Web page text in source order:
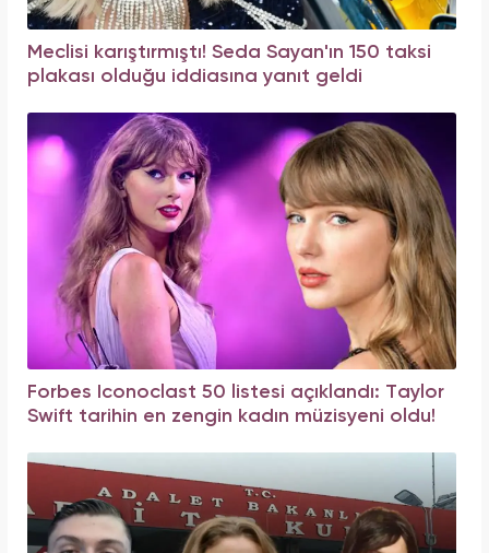
Meclisi karıştırmıştı! Seda Sayan'ın 150 taksi
plakası olduğu iddiasına yanıt geldi
Forbes Iconoclast 50 listesi açıklandı: Taylor
Swift tarihin en zengin kadın müzisyeni oldu!